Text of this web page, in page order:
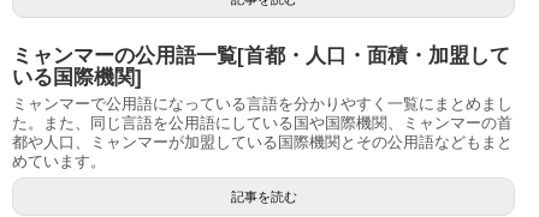
ミャンマーの公用語一覧[首都・人口・面積・加盟して
いる国際機関]
ミャンマーで公用語になっている言語を分かりやすく一覧にまとめまし
た。また、同じ言語を公用語にしている国や国際機関、ミャンマーの首
都や人口、ミャンマーが加盟している国際機関とその公用語などもまと
めています。
記事を読む